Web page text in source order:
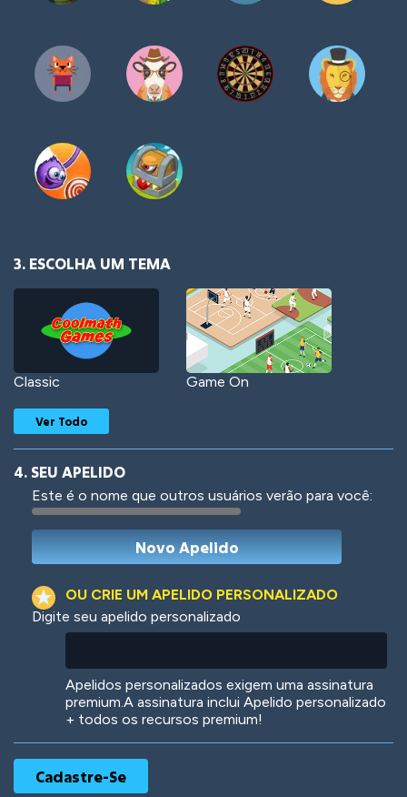
3. ESCOLHA UM TEMA
Classic Game On
Woof Jungle Cats
Ver Todo
4. SEU APELIDO
Este é o nome que outros usuários verão para você:
OU CRIE UM APELIDO PERSONALIZADO
Digite seu apelido personalizado
Apelidos personalizados exigem uma assinatura
premium.A assinatura inclui Apelido personalizado
+ todos os recursos premium!